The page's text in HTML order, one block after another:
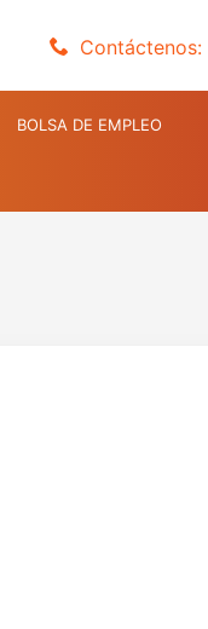
Contáctenos:
BOLSA DE EMPLEO